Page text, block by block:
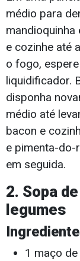
médio para
e cozinhe até
o fogo,
liquidificador.
disponha
médio até
bacon e
e pimenta-do-
em seguida.
2. Sopa
legumes
1 maço de